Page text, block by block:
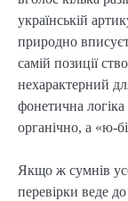
українській
природно
самій позиції
нехарактерний
фонетична
органічно, а «ю-
Якщо ж сумнів
перевірки веде